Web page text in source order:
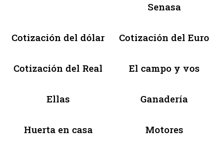
Senasa
Cotización del dólar Cotización del Euro
Cotización del Real El campo y vos
Ellas Ganadería
Huerta en casa Motores